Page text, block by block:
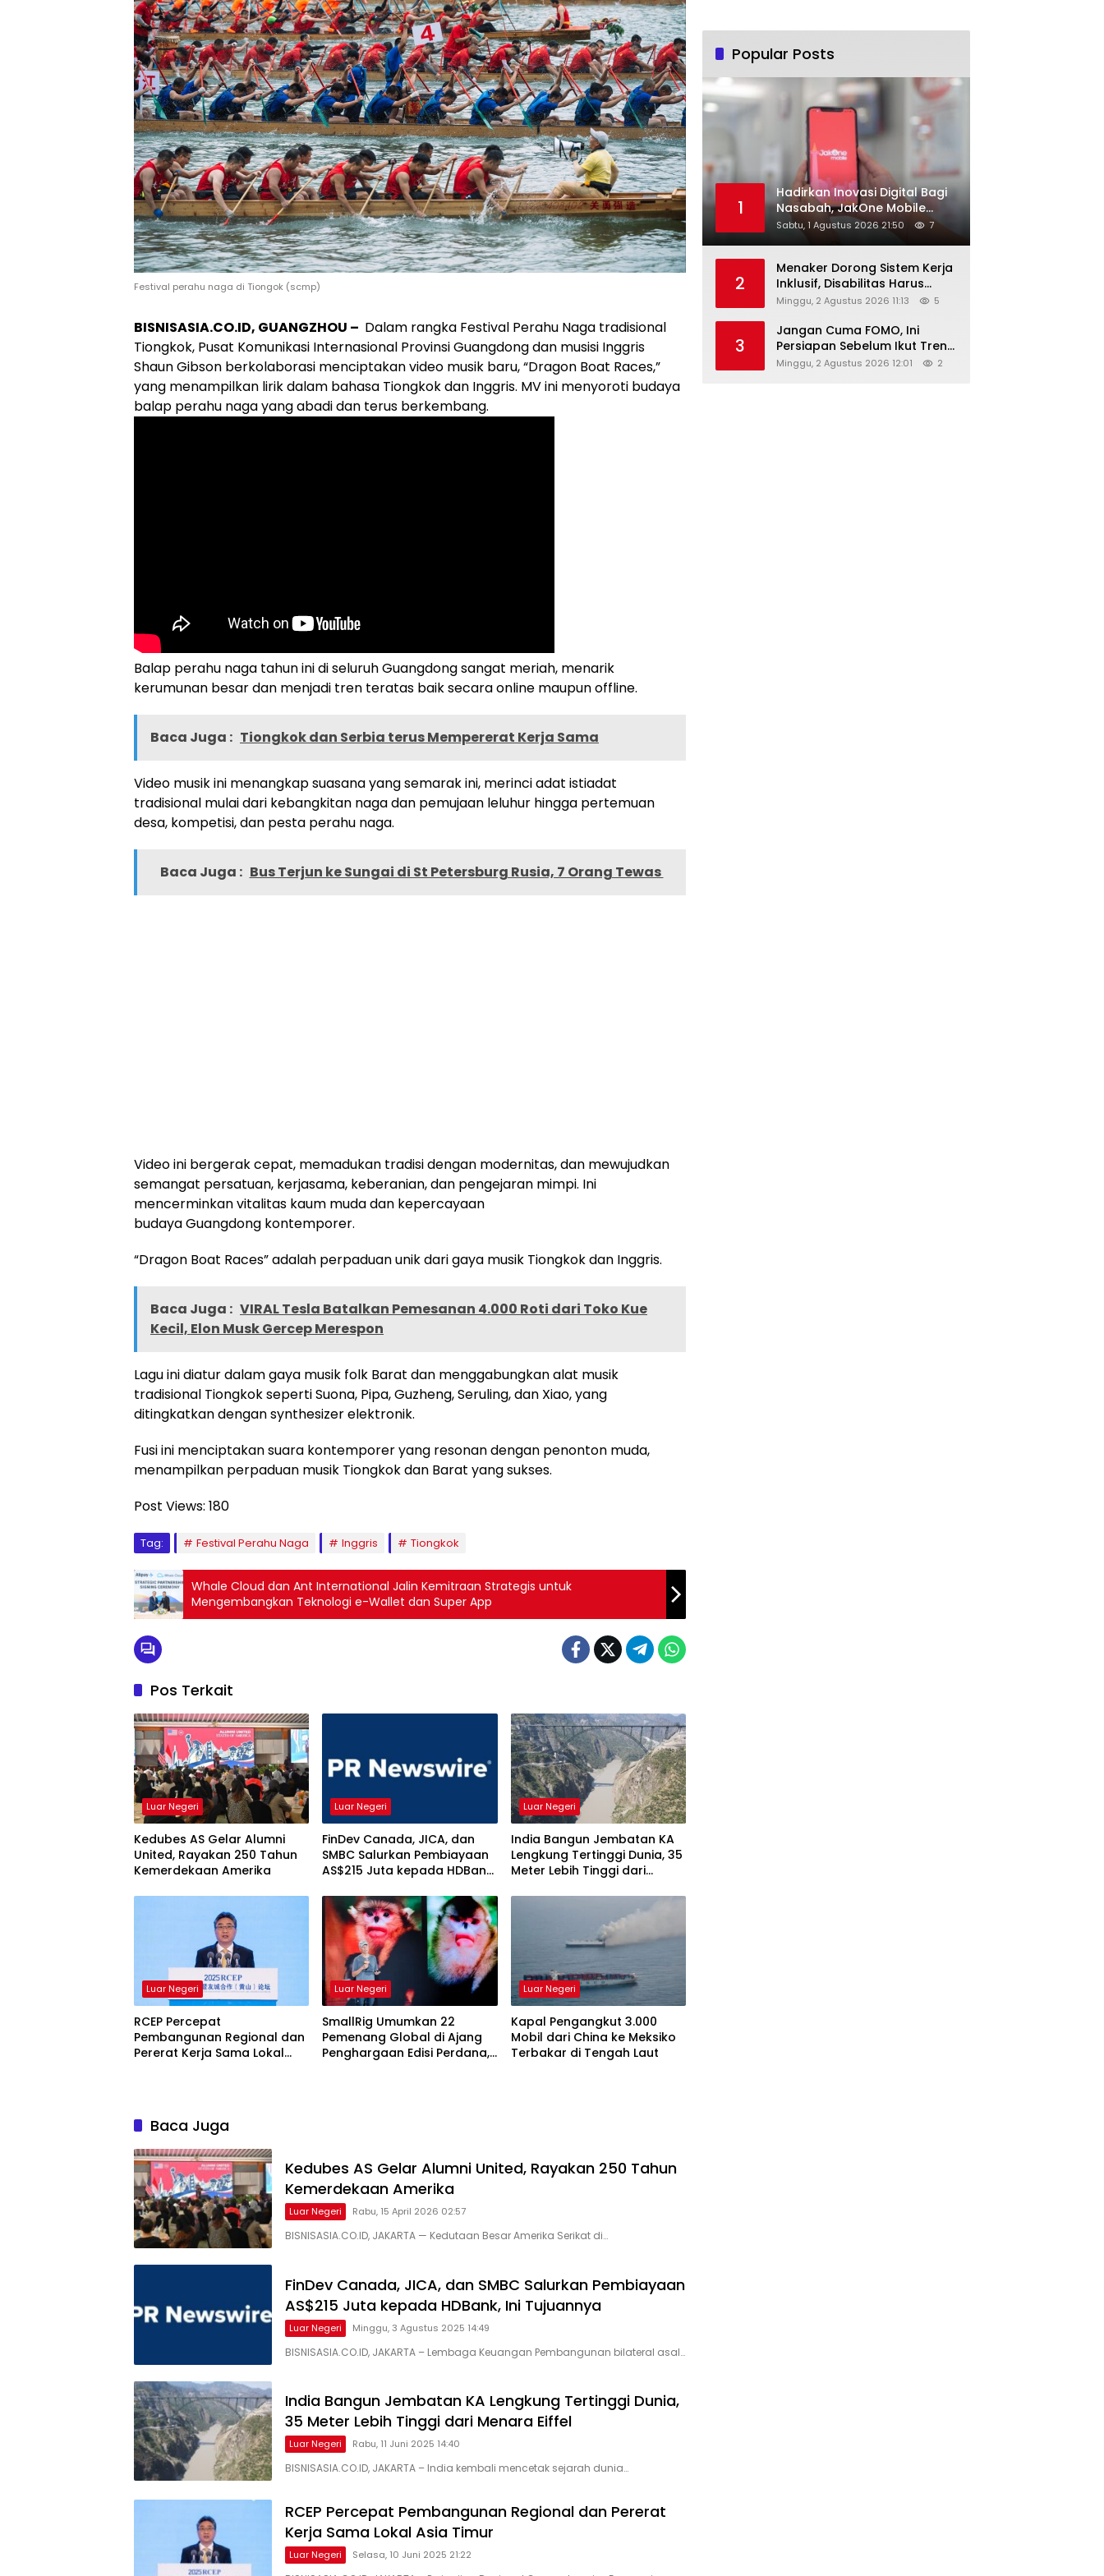
Festival perahu naga di Tiongok (scmp)
BISNISASIA.CO.ID, GUANGZHOU – Dalam rangka Festival Perahu Naga tradisional
Tiongkok, Pusat Komunikasi Internasional Provinsi Guangdong dan musisi Inggris
Shaun Gibson berkolaborasi menciptakan video musik baru, “Dragon Boat Races,”
yang menampilkan lirik dalam bahasa Tiongkok dan Inggris. MV ini menyoroti budaya
balap perahu naga yang abadi dan terus berkembang.
Balap perahu naga tahun ini di seluruhGuangdongsangat meriah, menarik
kerumunan besar dan menjadi tren teratas baik secara online maupun offline.
Baca Juga : Tiongkok dan Serbia terus Mempererat Kerja Sama
Video musik ini menangkap suasana yang semarak ini, merinci adat istiadat
tradisional mulai dari kebangkitan naga dan pemujaan leluhur hingga pertemuan
desa, kompetisi, dan pesta perahu naga.
Baca Juga : Bus Terjun ke Sungai di St Petersburg Rusia, 7 Orang Tewas
Video ini bergerak cepat, memadukan tradisi dengan modernitas, dan mewujudkan
semangat persatuan, kerjasama, keberanian, dan pengejaran mimpi. Ini
mencerminkan vitalitas kaum muda dan kepercayaan
budayaGuangdong kontemporer.
“Dragon Boat Races” adalah perpaduan unik dari gaya musik Tiongkok dan Inggris.
Baca Juga : VIRAL Tesla Batalkan Pemesanan 4.000 Roti dari Toko Kue
Kecil, Elon Musk Gercep Merespon
Lagu ini diatur dalam gaya musik folk Barat dan menggabungkan alat musik
tradisional Tiongkok seperti Suona, Pipa, Guzheng, Seruling, dan Xiao, yang
ditingkatkan dengan synthesizer elektronik.
Fusi ini menciptakan suara kontemporer yang resonan dengan penonton muda,
menampilkan perpaduan musik Tiongkok dan Barat yang sukses.
Post Views: 180
Tag: Festival Perahu Naga Inggris Tiongkok
Whale Cloud dan Ant International Jalin Kemitraan Strategis untuk
Mengembangkan Teknologi e-Wallet dan Super App
Pos Terkait
Luar Negeri
Kedubes AS Gelar Alumni
United, Rayakan 250 Tahun
Kemerdekaan Amerika
Luar Negeri
FinDev Canada, JICA, dan
SMBC Salurkan Pembiayaan
AS$215 Juta kepada HDBank,
Luar Negeri
India Bangun Jembatan KA
Lengkung Tertinggi Dunia, 35
Meter Lebih Tinggi dari
Luar Negeri
RCEP Percepat
Pembangunan Regional dan
Pererat Kerja Sama Lokal
Luar Negeri
SmallRig Umumkan 22
Pemenang Global di Ajang
Penghargaan Edisi Perdana,
Luar Negeri
Kapal Pengangkut 3.000
Mobil dari China ke Meksiko
Terbakar di Tengah Laut
Baca Juga
Kedubes AS Gelar Alumni United, Rayakan 250 Tahun
Kemerdekaan Amerika
Luar Negeri Rabu, 15 April 2026 02:57
BISNISASIA.CO.ID, JAKARTA — Kedutaan Besar Amerika Serikat di…
FinDev Canada, JICA, dan SMBC Salurkan Pembiayaan
AS$215 Juta kepada HDBank, Ini Tujuannya
Luar Negeri Minggu, 3 Agustus 2025 14:49
BISNISASIA.CO.ID, JAKARTA – Lembaga Keuangan Pembangunan bilateral asal…
India Bangun Jembatan KA Lengkung Tertinggi Dunia,
35 Meter Lebih Tinggi dari Menara Eiffel
Luar Negeri Rabu, 11 Juni 2025 14:40
BISNISASIA.CO.ID, JAKARTA – India kembali mencetak sejarah dunia…
RCEP Percepat Pembangunan Regional dan Pererat
Kerja Sama Lokal Asia Timur
Luar Negeri Selasa, 10 Juni 2025 21:22
Popular Posts
1
Hadirkan Inovasi Digital Bagi
Nasabah, JakOne Mobile
Antar Bank Jakarta Sukses
Raih Digital Excellence
Sabtu, 1 Agustus 2026 21:50 7
2
Menaker Dorong Sistem Kerja
Inklusif, Disabilitas Harus
Dapat Kesempatan Setara
Minggu, 2 Agustus 2026 11:13 5
3
Jangan Cuma FOMO, Ini
Persiapan Sebelum Ikut Tren
Hyrox
Minggu, 2 Agustus 2026 12:01 2